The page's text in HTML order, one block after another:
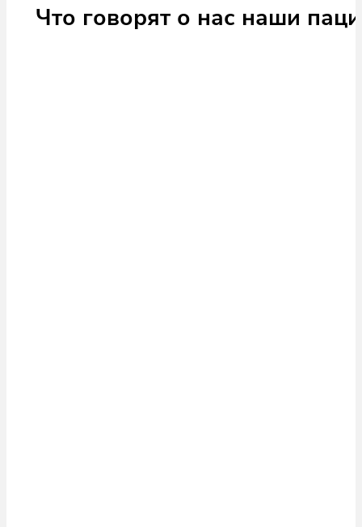
Что говорят о нас наши